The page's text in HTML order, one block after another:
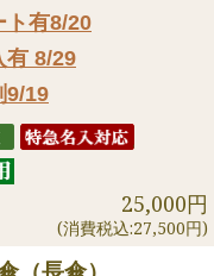
ト有8/20
有 8/29
9/19
25,000円
(消費税込:27,500円)